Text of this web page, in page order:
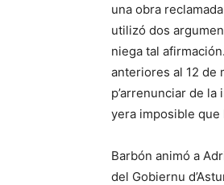
una obra
utilizó dos
niega tal
anteriores al 12 de
p’arrenunciar de
yera imposible que
Barbón animó a
del Gobiernu